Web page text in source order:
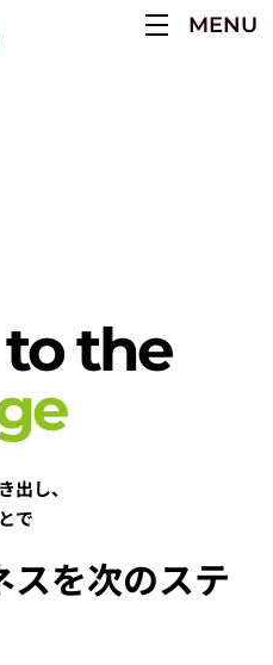
MENU
the
出し、
で
スを次のステ